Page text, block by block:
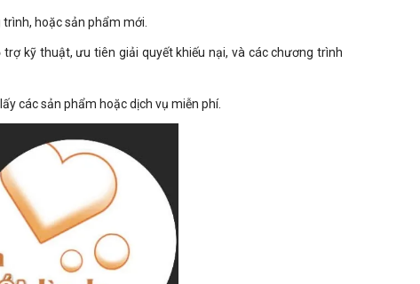
hoặc sản phẩm mới.
kỹ thuật, ưu tiên giải quyết khiếu nại, và các chương trình
các sản phẩm hoặc dịch vụ miễn phí.